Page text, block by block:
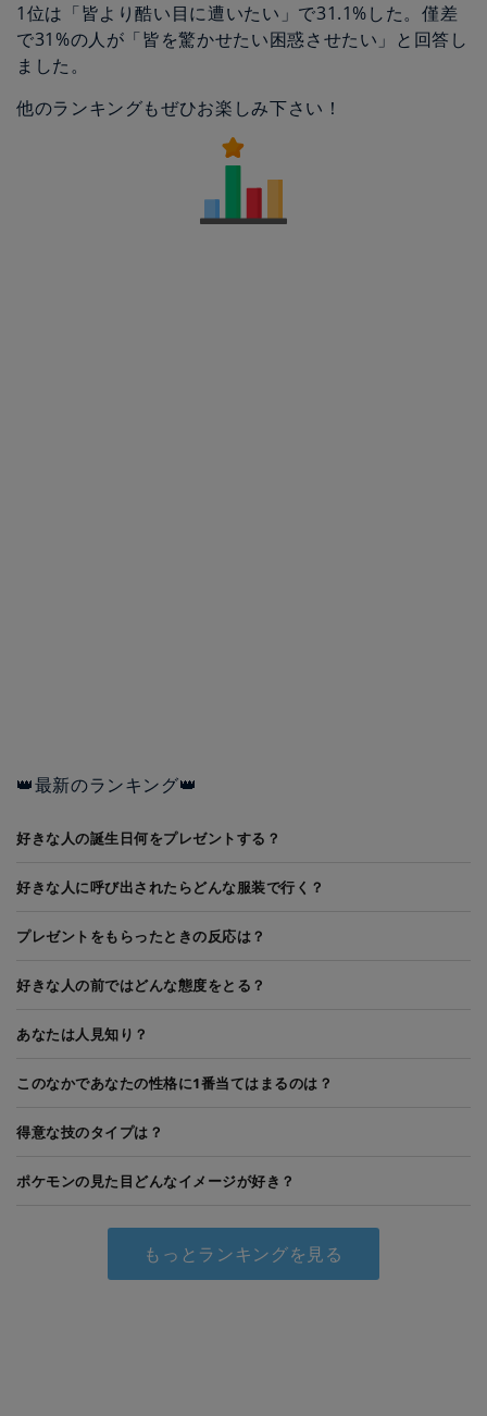
1位は「皆より酷い目に遭いたい」で31.1%した。僅差
で31%の人が「皆を驚かせたい困惑させたい」と回答し
ました。
他のランキングもぜひお楽しみ下さい！
👑最新のランキング👑
好きな人の誕生日何をプレゼントする？
好きな人に呼び出されたらどんな服装で行く？
プレゼントをもらったときの反応は？
好きな人の前ではどんな態度をとる？
あなたは人見知り？
このなかであなたの性格に1番当てはまるのは？
得意な技のタイプは？
ポケモンの見た目どんなイメージが好き？
もっとランキングを見る